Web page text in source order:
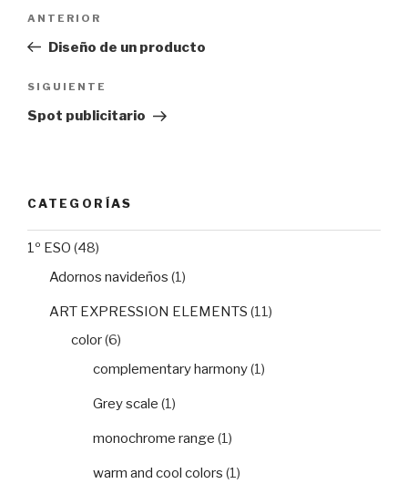
entradas
Entrada
anterior:
ANTERIOR
Diseño de un producto
Siguiente
entrada
SIGUIENTE
Spot publicitario
CATEGORÍAS
1º ESO (48)
Adornos navideños (1)
ART EXPRESSION ELEMENTS (11)
color(6)
complementary harmony(1)
Grey scale (1)
monochrome range (1)
warm and cool colors (1)